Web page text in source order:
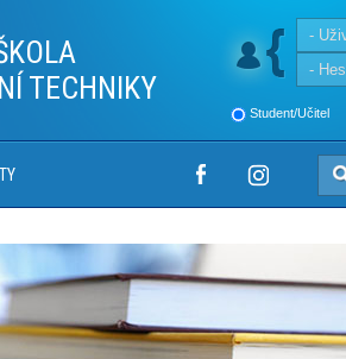
TECHNIKY
Student/Učitel